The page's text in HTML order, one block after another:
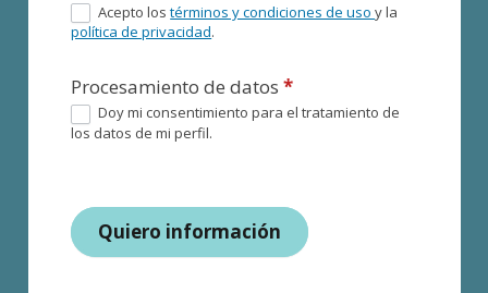
Acepto lostérminos y condiciones de usoy la
política de privacidad.
Procesamiento de datos*
Doy mi consentimiento para el tratamiento de
los datos de mi perfil.
Quiero información